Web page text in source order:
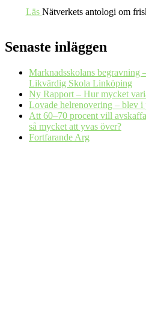
Läs Nätverkets antologi om
Senaste inläggen
Marknadsskolans begravning
Likvärdig Skola Linköping
Ny Rapport – Hur mycket
Lovade helrenovering – blev
Att 60–70 procent vill
så mycket att yvas över?
Fortfarande Arg